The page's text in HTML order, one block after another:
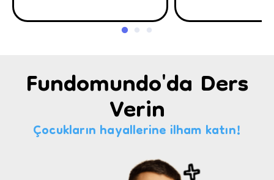
Fundomundo'da Ders
Verin
Çocukların hayallerine ilham katın!